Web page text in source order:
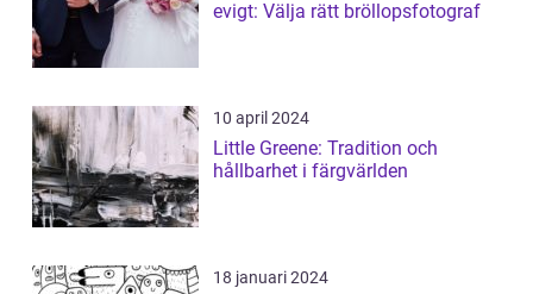
evigt: Välja rätt bröllopsfotograf
10 april 2024
Little Greene: Tradition och
hållbarhet i färgvärlden
18 januari 2024